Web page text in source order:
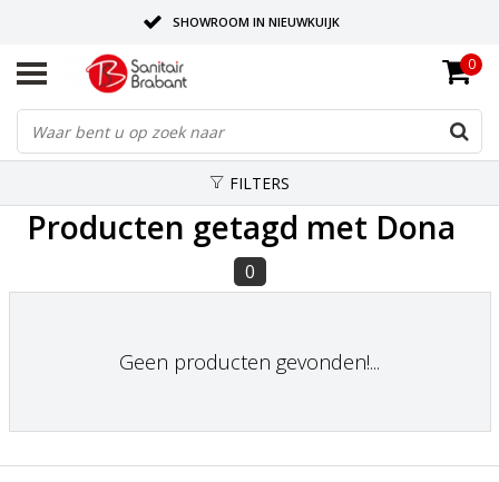
SHOWROOM IN NIEUWKUIJK
BEZORGING OP AFSPRAAK
LEVERING EN REALISATIE ONDER EEN DAK!
0
FILTERS
Producten getagd met Dona
0
Geen producten gevonden!...